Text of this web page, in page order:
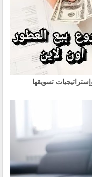
تسويقها